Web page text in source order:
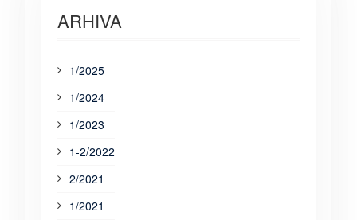
ARHIVA
1/2025
1/2024
1/2023
1-2/2022
2/2021
1/2021